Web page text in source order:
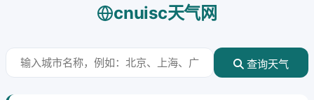
cnuisc天气网
查询天气